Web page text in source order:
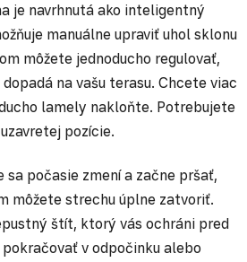
je navrhnutá ako inteligentný
manuálne upraviť uhol sklonu
môžete jednoducho regulovať,
na vašu terasu. Chcete viac
lamely nakloňte. Potrebujete
pozície.
sa počasie zmení a začne pršať,
môžete strechu úplne zatvoriť.
štít, ktorý vás ochráni pred
pokračovať v odpočinku alebo